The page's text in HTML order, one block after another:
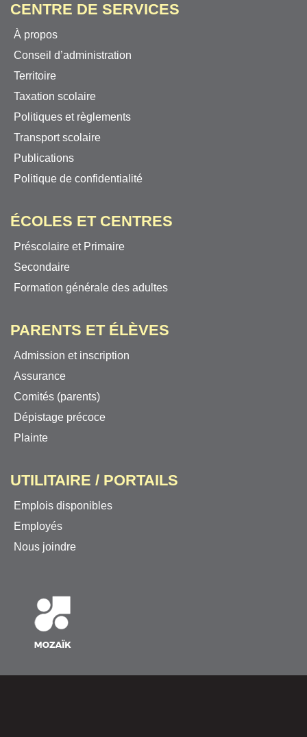
CENTRE DE SERVICES
À propos
Conseil d’administration
Territoire
Taxation scolaire
Politiques et règlements
Transport scolaire
Publications
Politique de confidentialité
ÉCOLES ET CENTRES
Préscolaire et Primaire
Secondaire
Formation générale des adultes
PARENTS ET ÉLÈVES
Admission et inscription
Assurance
Comités (parents)
Dépistage précoce
Plainte
UTILITAIRE / PORTAILS
Emplois disponibles
Employés
Nous joindre